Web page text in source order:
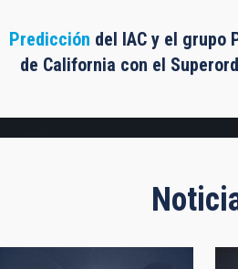
Predicción del IAC y el grupo
de California con el